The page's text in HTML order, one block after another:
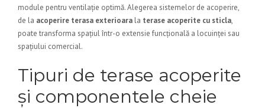
module pentru ventilație optimă. Alegerea sistemelor de acoperire,
de la acoperire terasa exterioara la terase acoperite cu sticla,
poate transforma spațiul într-o extensie funcțională a locuinței sau
spațiului comercial.
Tipuri de terase acoperite
și componentele cheie